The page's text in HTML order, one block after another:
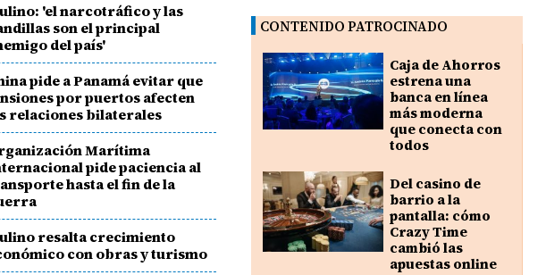
'el narcotráfico y las
son el principal
del país'
pide a Panamá evitar que
por puertos afecten
relaciones bilaterales
Marítima
pide paciencia al
hasta el fin de la
resalta crecimiento
con obras y turismo
CONTENIDO PATROCINADO
Caja de Ahorros
estrena una
banca en línea
más moderna
que conecta con
todos
Del casino de
barrio a la
pantalla: cómo
Crazy Time
cambió las
apuestas online